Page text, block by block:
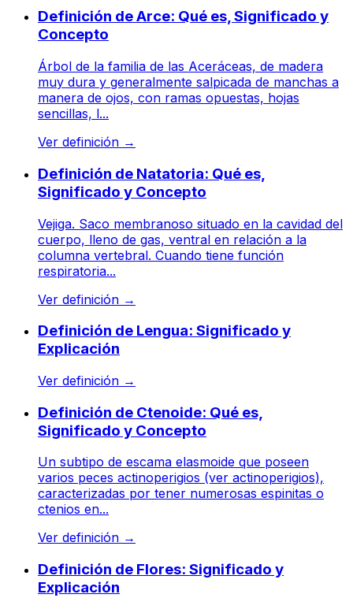
Definición de Arce: Qué es, Significado y
Concepto
Árbol de la familia de las Aceráceas, de madera
muy dura y generalmente salpicada de manchas a
manera de ojos, con ramas opuestas, hojas
sencillas, l...
Ver definición →
Definición de Natatoria: Qué es,
Significado y Concepto
Vejiga. Saco membranoso situado en la cavidad del
cuerpo, lleno de gas, ventral en relación a la
columna vertebral. Cuando tiene función
respiratoria...
Ver definición →
Definición de Lengua: Significado y
Explicación
Ver definición →
Definición de Ctenoide: Qué es,
Significado y Concepto
Un subtipo de escama elasmoide que poseen
varios peces actinoperigios (ver actinoperigios),
caracterizadas por tener numerosas espinitas o
ctenios en...
Ver definición →
Definición de Flores: Significado y
Explicación